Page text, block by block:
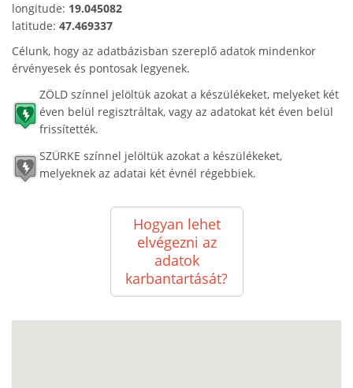
longitude: 19.045082
latitude: 47.469337
Célunk, hogy az adatbázisban szereplő adatok mindenkor
érvényesek és pontosak legyenek.
ZÖLD színnel jelöltük azokat a készülékeket, melyeket két
éven belül regisztráltak, vagy az adatokat két éven belül
frissítették.
SZÜRKE színnel jelöltük azokat a készülékeket,
melyeknek az adatai két évnél régebbiek.
Hogyan lehet
elvégezni az
adatok
karbantartását?